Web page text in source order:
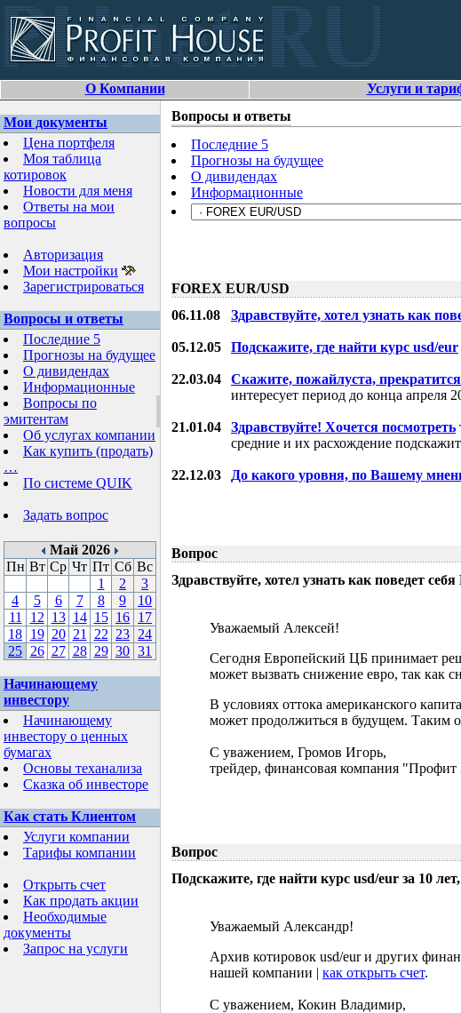
О Компании
Услуги и
Мои документы
Цена портфеля
Моя таблица
котировок
Новости для меня
Ответы на мои
вопросы
Авторизация
Мои настройки
Зарегистрироваться
Вопросы и ответы
Последние 5
Прогнозы на будущее
О дивидендах
Информационные
Вопросы по
эмитентам
Об услугах компании
Как купить (продать)
…
По системе QUIK
Задать вопрос
Май 2026
Пн Вт Ср Чт Пт Сб Вс
1
2
3
4
5 6 7 8 9
10
11
12 13 14 15 16 17
18 19 20 21 22 23 24
25 26 27 28 29 30 31
Начинающему
инвестору
Начинающему
инвестору о ценных
бумагах
Основы теханализа
Сказка об инвесторе
Как стать Клиентом
Услуги компании
Тарифы компании
Открыть счет
Как продать акции
Необходимые
документы
Запрос на услуги
Вопросы и ответы
Последние 5
Прогнозы на будущее
О дивидендах
Информационные
FOREX EUR/USD
06.11.08 Здравствуйте, хотел узнать как
05.12.05 Подскажите, где найти курс usd/eur
22.03.04 Скажите, пожайлуста, прекратится
интересует период до конца апреля
21.01.04 Здравствуйте! Хочется посмотреть
средние и их расхождение
22.12.03 До какого уровня, по Вашему
Вопрос
Здравствуйте, хотел узнать как поведет
Уважаемый Алексей!
Сегодня Европейский ЦБ принимает
может вызвать снижение евро, так как
В условиях оттока американского
может продолжиться в будущем. Таким
С уважением, Громов Игорь,
трейдер, финансовая компания "Профит
Вопрос
Подскажите, где найти курс usd/eur за 10
Уважаемый Александр!
Архив котировок usd/eur и других
нашей компании | как открыть счет.
С уважением, Кокин Владимир,